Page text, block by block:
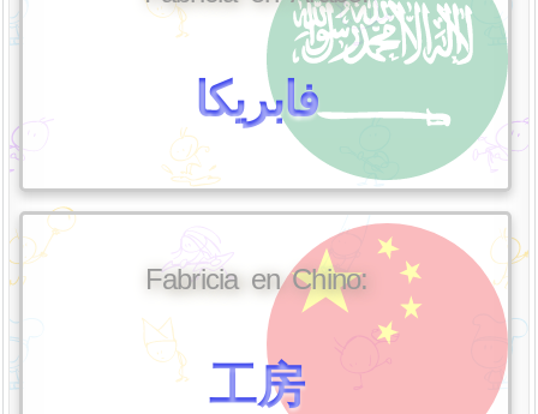
فابريكا
Fabricia en Chino:
工房